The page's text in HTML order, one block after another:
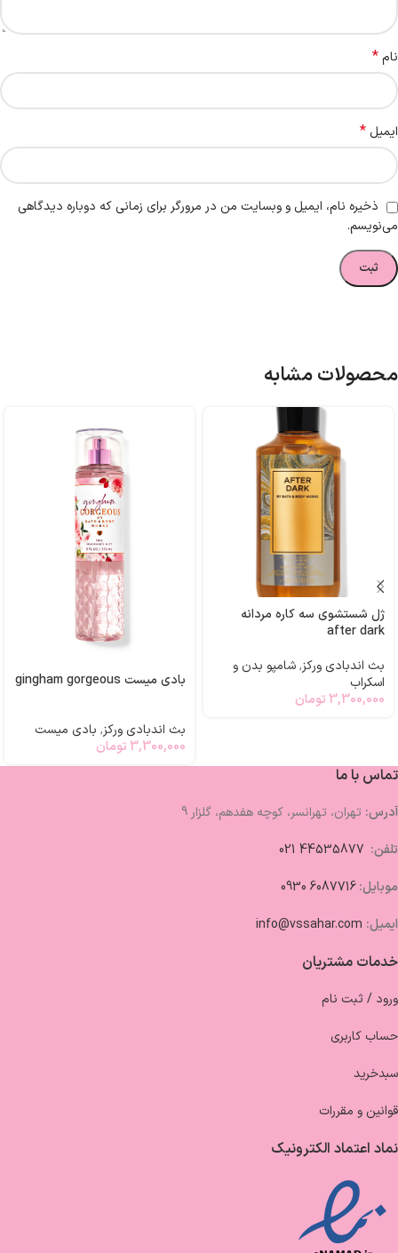
نام*
ایمیل *
ذخیره نام، ایمیل و وبسایت من در مرورگر برای زمانی که دوباره دیدگاهی
می‌نویسم.
محصولات مشابه
ژل شستشوی سه کاره مردانه
after dark
بث اندبادی ورکز,شامپو بدن و
اسکراب
3,300,000 تومان
بادی میست gingham gorgeous
بث اندبادی ورکز, بادی میست
3,300,000 تومان
تماس با ما
آدرس: تهران، تهرانسر، کوچه هفدهم، گلزار 9
تلفن:
موبایل:6087716 0930
ایمیل: info@vssahar.com
خدمات مشتریان
ورود / ثبت نام
حساب کاربری
سبدخرید
قوانین و مقررات
نماد اعتماد الکترونیک